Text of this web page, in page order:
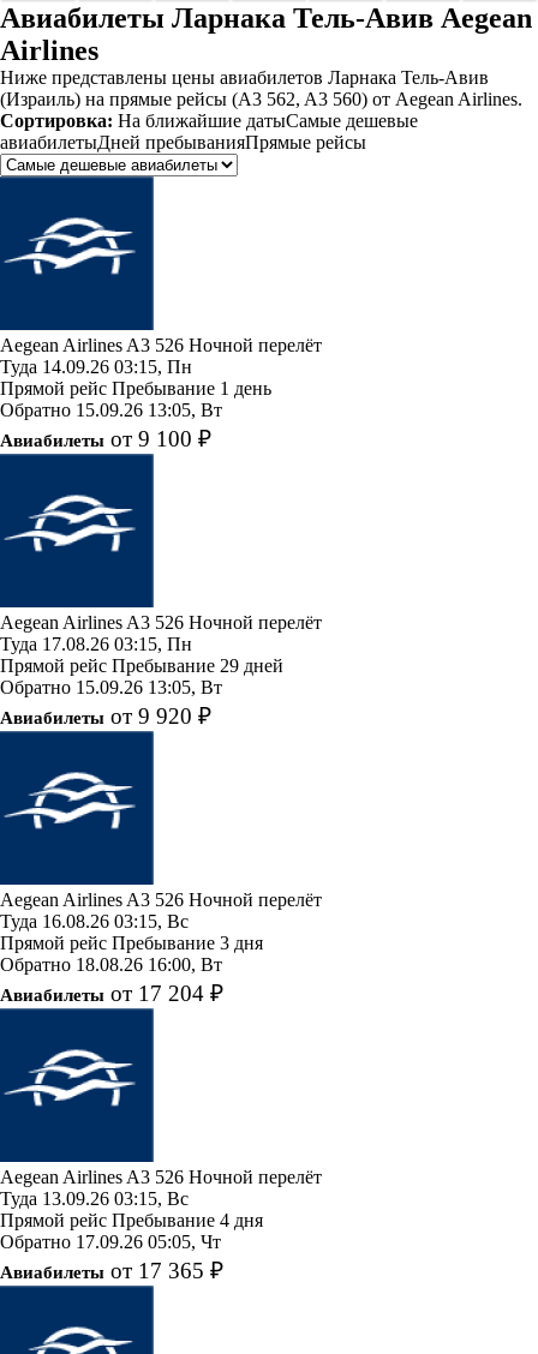
Авиабилеты Ларнака Тель-Авив Aegean
Airlines
Ниже представлены цены авиабилетов Ларнака Тель-Авив
(Израиль) на прямые рейсы (A3 562, A3 560) от Aegean Airlines.
Сортировка: На ближайшие датыСамые дешевые
авиабилетыДней пребыванияПрямые рейсы
Aegean Airlines A3 526 Ночной перелёт
Туда 14.09.26 03:15, Пн
Прямой рейс Пребывание 1 день
Обратно 15.09.26 13:05, Вт
Авиабилеты от 9 100 ₽
Aegean Airlines A3 526 Ночной перелёт
Туда 17.08.26 03:15, Пн
Прямой рейс Пребывание 29 дней
Обратно 15.09.26 13:05, Вт
Авиабилеты от 9 920 ₽
Aegean Airlines A3 526 Ночной перелёт
Туда 16.08.26 03:15, Вс
Прямой рейс Пребывание 3 дня
Обратно 18.08.26 16:00, Вт
Авиабилеты от 17 204 ₽
Aegean Airlines A3 526 Ночной перелёт
Туда 13.09.26 03:15, Вс
Прямой рейс Пребывание 4 дня
Обратно 17.09.26 05:05, Чт
Авиабилеты от 17 365 ₽